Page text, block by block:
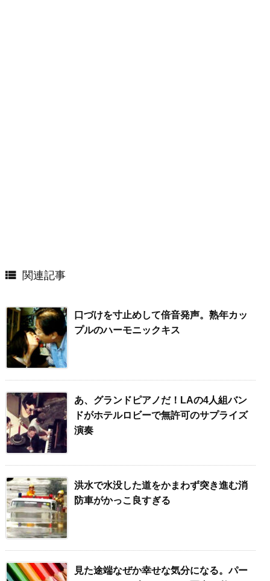
 関連記事
口づけを寸止めして倍音発声。熟年カッ
プルのハーモニックキス
あ、グランドピアノだ！LAの4人組バン
ドがホテルロビーで無許可のサプライズ
演奏
洪水で水没した道をかまわず突き進む消
防車がかっこ良すぎる
見た途端なぜか幸せな気分になる。パー